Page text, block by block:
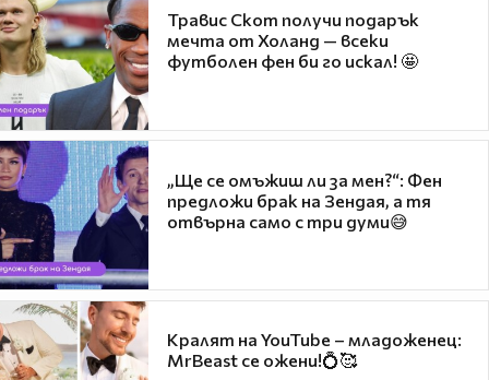
Травис Скот получи подарък
мечта от Холанд — всеки
футболен фен би го искал! 🤩
„Ще се омъжиш ли за мен?“: Фен
предложи брак на Зендая, а тя
отвърна само с три думи😅
Кралят на YouTube – младоженец:
MrBeast се ожени!💍🥰